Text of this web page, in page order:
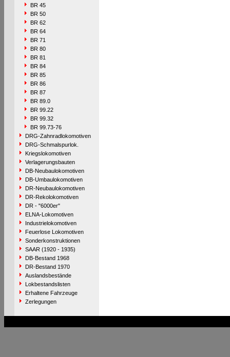
BR 45
BR 50
BR 62
BR 64
BR 71
BR 80
BR 81
BR 84
BR 85
BR 86
BR 87
BR 89.0
BR 99.22
BR 99.32
BR 99.73-76
DRG-Zahnradlokomotiven
DRG-Schmalspurlok.
Kriegslokomotiven
Verlagerungsbauten
DB-Neubaulokomotiven
DB-Umbaulokomotiven
DR-Neubaulokomotiven
DR-Rekolokomotiven
DR - "6000er"
ELNA-Lokomotiven
Industrielokomotiven
Feuerlose Lokomotiven
Sonderkonstruktionen
SAAR (1920 - 1935)
DB-Bestand 1968
DR-Bestand 1970
Auslandsbestände
Lokbestandslisten
Erhaltene Fahrzeuge
Zerlegungen